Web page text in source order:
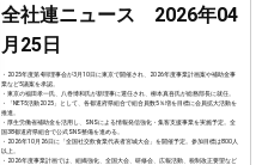
全社連ニュース 2026年04
月25日
・2025年度第4回理事会が3月10日に東京で開催され、2026年度事業計画案や補助金事
業など5議案を承認。
・東京の福田孝一氏、八巻博和氏が新理事に選任され、柳本真吾氏が総務部長に就任。
・「NET-5活動2025」として、各都道府県組合で組合員数5％増を目標に会員拡大活動を
推進。
・厚生労働省補助金を活用し、SNSによる情報発信強化・集客支援事業を実施予定。全
国38都道府県組合で公式SNS整備を進める。
・2026年10月26日に「全国社交飲食業代表者宮城大会」を開催予定。参加目標は800人
以上。
・2026年度事業計画では、組織強化、全国大会、研修会、広報活動、税制改正要望など